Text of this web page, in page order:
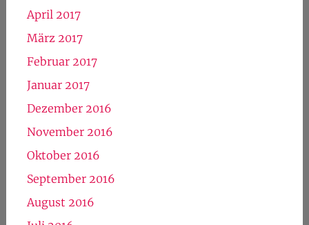
April 2017
März 2017
Februar 2017
Januar 2017
Dezember 2016
November 2016
Oktober 2016
September 2016
August 2016